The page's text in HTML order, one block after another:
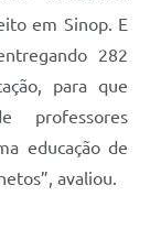
em Sinop. E
282
para que
professores
educação de
avaliou.